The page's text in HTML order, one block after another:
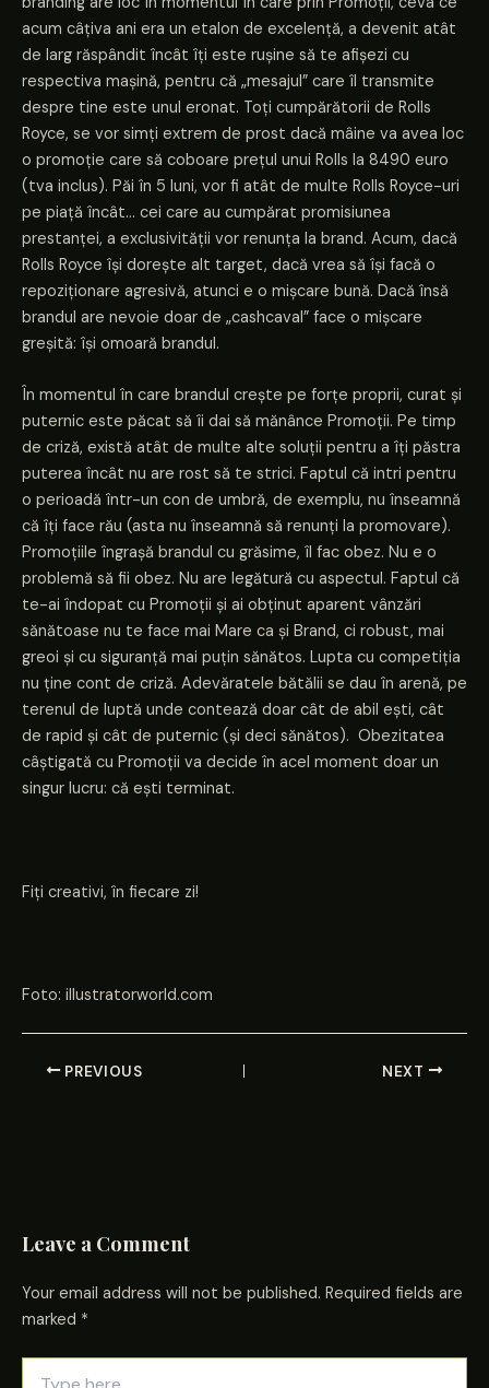
acum câțiva ani era un etalon de excelență, a devenit atât
de larg răspândit încât îți este rușine să te afișezi cu
respectiva mașină, pentru că „mesajul” care îl transmite
despre tine este unul eronat. Toți cumpărătorii de Rolls
Royce, se vor simți extrem de prost dacă mâine va avea loc
o promoție care să coboare prețul unui Rolls la 8490 euro
(tva inclus). Păi în 5 luni, vor fi atât de multe Rolls Royce-uri
pe piață încât… cei care au cumpărat promisiunea
prestanței, a exclusivității vor renunța la brand. Acum, dacă
Rolls Royce își dorește alt target, dacă vrea să își facă o
repoziționare agresivă, atunci e o mișcare bună. Dacă însă
brandul are nevoie doar de „cashcaval” face o mișcare
greșită: își omoară brandul.
În momentul în care brandul crește pe forțe proprii, curat și
puternic este păcat să îi dai să mănânce Promoții. Pe timp
de criză, există atât de multe alte soluții pentru a îți păstra
puterea încât nu are rost să te strici. Faptul că intri pentru
o perioadă într-un con de umbră, de exemplu, nu înseamnă
că îți face rău (asta nu înseamnă să renunți la promovare).
Promoțiile îngrașă brandul cu grăsime, îl fac obez. Nu e o
problemă să fii obez. Nu are legătură cu aspectul. Faptul că
te-ai îndopat cu Promoții și ai obținut aparent vânzări
sănătoase nu te face mai Mare ca și Brand, ci robust, mai
greoi și cu siguranță mai puțin sănătos. Lupta cu competiția
nu ține cont de criză. Adevăratele bătălii se dau în arenă, pe
terenul de luptă unde contează doar cât de abil ești, cât
de rapid și cât de puternic (și deci sănătos). Obezitatea
câștigată cu Promoții va decide în acel moment doar un
singur lucru: că ești terminat.
Fiți creativi, în fiecare zi!
Foto: illustratorworld.com
PREVIOUS NEXT
Leave a Comment
Your email address will not be published. Required fields are
marked *